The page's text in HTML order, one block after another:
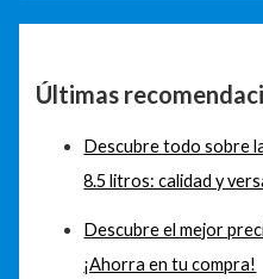
Últimas
Descubre todo sobre
8.5 litros: calidad y
Descubre el mejor
¡Ahorra en tu compra!